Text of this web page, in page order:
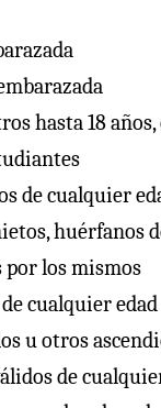
hasta 18 años,
de cualquier
huérfanos
por los mismos
cualquier edad
u otros
de